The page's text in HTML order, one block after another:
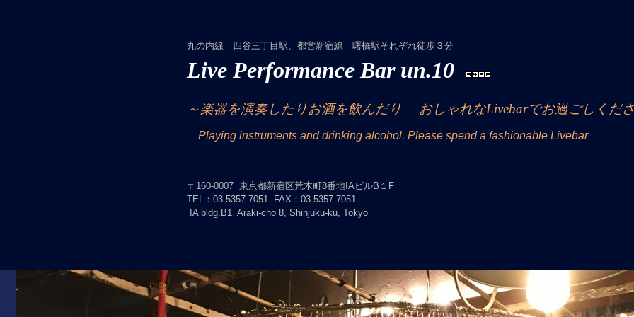
丸の内線 四谷三丁目駅、都営新宿線 曙橋駅それぞれ徒歩３分
Live Performance Bar un.10
～楽器を演奏したりお酒を飲んだり おしゃれなLivebarでお過ごしくだ
Playing instruments and drinking alcohol. Please spend a fashionable Livebar
〒160-0007 東京都新宿区荒木町8番地IAビルB１F
TEL：03-5357-7051
FAX：03-5357-7051
IA bldg.B1 Araki-cho 8, Shinjuku-ku, Tokyo